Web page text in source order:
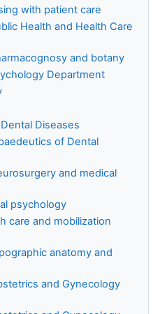
with patient care
Health and Health Care
and botany
Department
Diseases
of Dental
and medical
psychology
care and mobilization
anatomy and
and Gynecology